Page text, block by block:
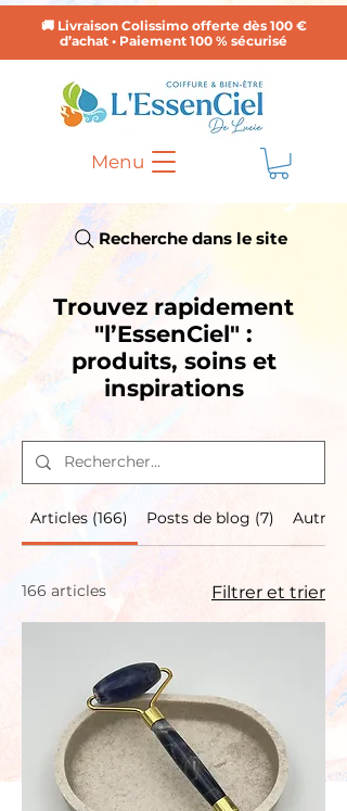
Menu
🚚 Livraison Colissimo offerte dès 100 €
d’achat • Paiement 100 % sécurisé
Recherche dans le site
Trouvez rapidement
"l’EssenCiel" :
produits, soins et
inspirations
Articles (166) Posts de blog (7) Autres
166 articles Filtrer et trier